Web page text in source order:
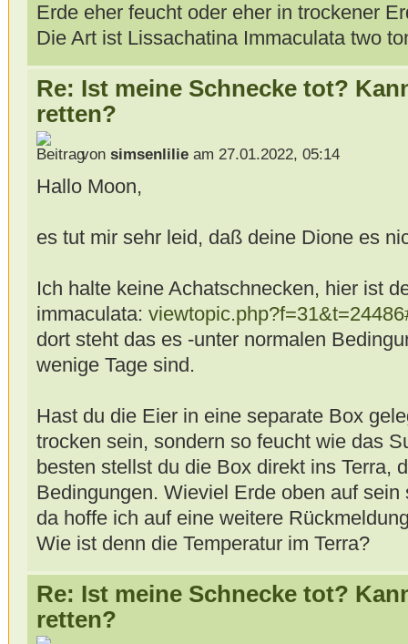
Erde eher feucht oder eher in trockener
Die Art ist Lissachatina Immaculata two
Re: Ist meine Schnecke tot?
retten?
von simsenlilieam 27.01.2022, 05:14
Hallo Moon,
es tut mir sehr leid, daß deine Dione es
Ich halte keine Achatschnecken, hier ist
immaculata:
dort steht das es -unter normalen
wenige Tage sind.
Hast du die Eier in eine separate Box
trocken sein, sondern so feucht wie das
besten stellst du die Box direkt ins Terra,
Bedingungen. Wieviel Erde oben auf
da hoffe ich auf eine weitere
Wie ist denn die Temperatur im Terra?
Re: Ist meine Schnecke tot?
retten?